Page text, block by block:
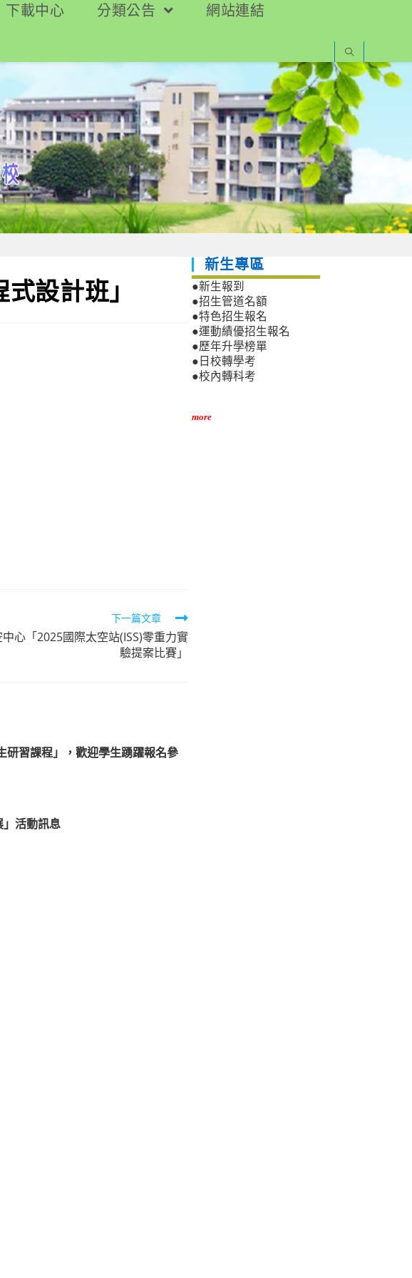
下載中心 分類公告
網站連結
設計班」
下一篇文章
心「2025國際太空站(ISS)零重力實
驗提案比賽」
研習課程」，歡迎學生踴躍報名參
活動訊息
新生專區
●新生報到
●招生管道名額
●特色招生報名
●運動績優招生報名
●歷年升學榜單
●日校轉學考
●校內轉科考
more